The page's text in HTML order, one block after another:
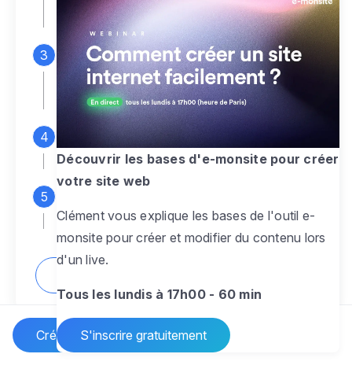
Créer un site Internet
espace d'administration
Personnalisez entièrement le
designpour créer un site web sur-mesure,
à votre image
Ajoutez des pagessans limite pour
présenter votre activité, votre passion
pour rendre votre site dynamique
Découvrir les bases d'e-monsite pour créer
votre site web
Clément vous explique les bases de l'outil e-
monsite pour créer et modifier du contenu lors
d'un live.
Tous les lundis à 17h00 - 60 min
S'inscrire gratuitement